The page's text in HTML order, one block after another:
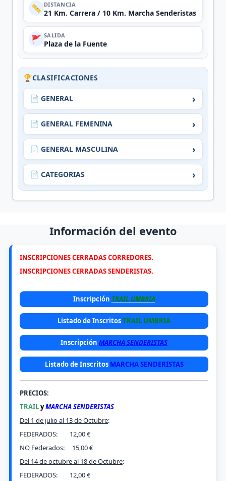
📏 DISTANCIA
21 Km. Carrera / 10 Km. Marcha Senderistas
🚩 SALIDA
Plaza de la Fuente
🏆CLASIFICACIONES
📄 GENERAL ›
📄 GENERAL FEMENINA ›
📄 GENERAL MASCULINA ›
📄 CATEGORIAS ›
Información del evento
INSCRIPCIONES CERRADAS CORREDORES.
INSCRIPCIONES CERRADAS SENDERISTAS.
Inscripción TRAIL UMBRIA
Listado de InscritosTRAIL UMBRIA
Inscripción MARCHA SENDERISTAS
Listado de Inscritos MARCHA SENDERISTAS
PRECIOS:
TRAILyMARCHA SENDERISTAS
Del 1 de julio al 13 de Octubre:
FEDERADOS: 12,00 €
NO Federados: 15,00 €
Del 14 de octubre al 18 de Octubre:
FEDERADOS: 12,00 €